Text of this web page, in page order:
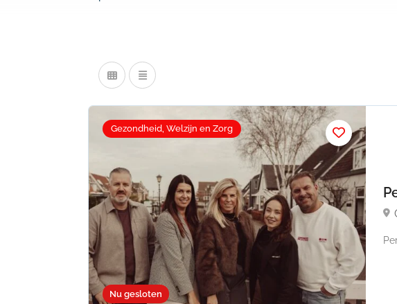
Nu gesloten
Gezondheid, Welzijn en Zorg